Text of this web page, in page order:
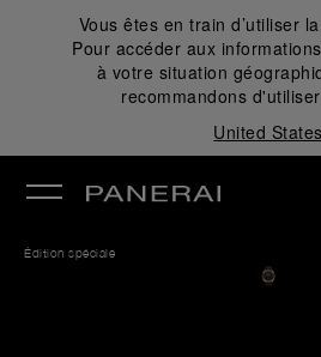
Vous êtes en train d’utiliser
Pour accéder aux
à votre situation
recommandons
United States
Édition spéciale